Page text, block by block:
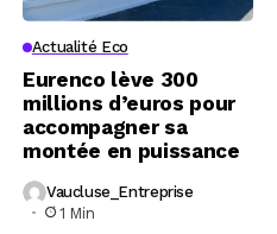
Actualité Eco
Eurenco lève 300
millions d’euros pour
accompagner sa
montée en puissance
Vaucluse_Entreprise
1 Min